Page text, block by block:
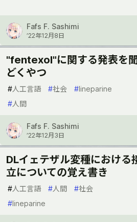
Fafs F. Sashimi
’22年12月8日
"fentexol"に関する発表を
どくやつ
#人工言語 #社会 #lineparine
#人間
Fafs F. Sashimi
’22年12月3日
DLイェテザル変種における
立についての覚え書き
#人工言語 #人間 #社会
#lineparine